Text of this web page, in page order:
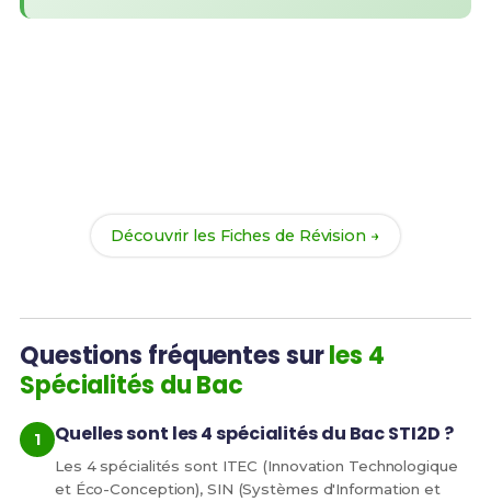
Découvrir les Fiches de Révision →
Questions fréquentes surles 4
Spécialités du Bac
Quelles sont les 4 spécialités du Bac STI2D ?
Les 4 spécialités sont ITEC (Innovation Technologique
et Éco-Conception), SIN (Systèmes d'Information et